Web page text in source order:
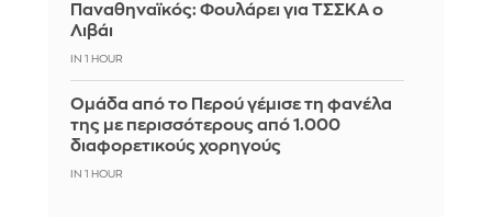
Παναθηναϊκός: Φουλάρει για ΤΣΣΚΑ ο
Λιβάι
IN 1 HOUR
Ομάδα από το Περού γέμισε τη φανέλα
της με περισσότερους από 1.000
διαφορετικούς χορηγούς
IN 1 HOUR